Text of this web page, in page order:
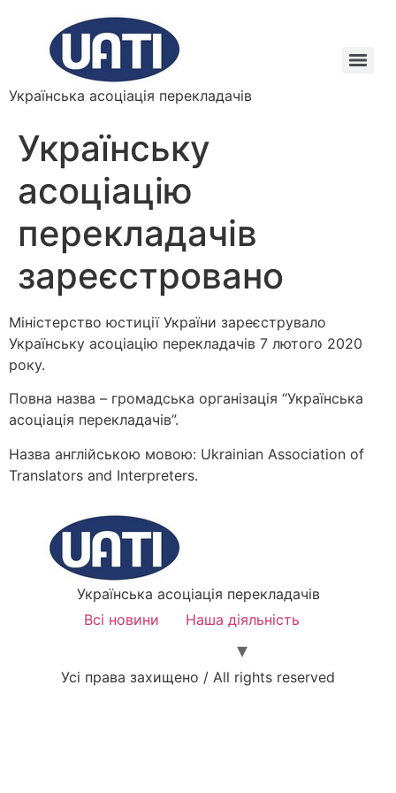
Українська асоціація перекладачів
Українську
асоціацію
перекладачів
зареєстровано
Міністерство юстиції України зареєструвало
Українську асоціацію перекладачів 7 лютого 2020
року.
Повна назва – громадська організація “Українська
асоціація перекладачів”.
Назва англійською мовою: Ukrainian Association of
Translators and Interpreters.
Українська асоціація перекладачів
Всі новини
Наша діяльність
Усі права захищено / All rights reserved